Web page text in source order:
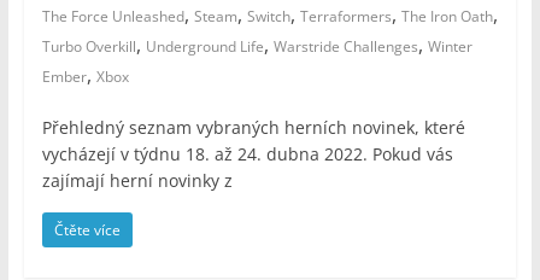
The Force Unleashed, Steam, Switch, Terraformers, The Iron Oath,
Turbo Overkill, Underground Life, Warstride Challenges, Winter
Ember, Xbox
Přehledný seznam vybraných herních novinek, které
vycházejí v týdnu 18. až 24. dubna 2022. Pokud vás
zajímají herní novinky z
Čtěte více